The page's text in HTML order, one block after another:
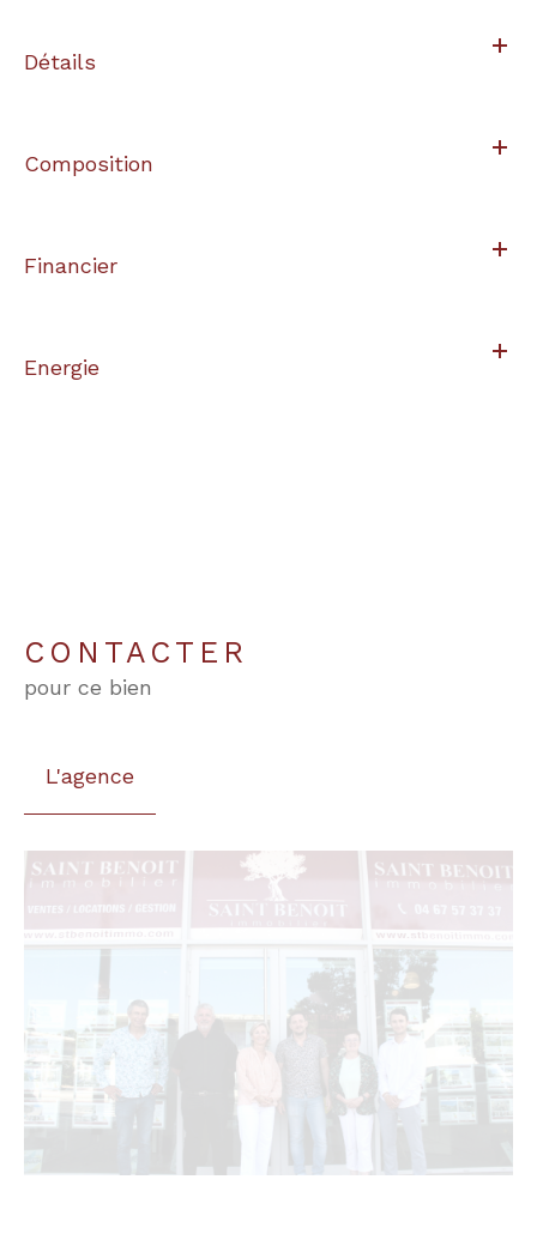
Détails
Composition
Financier
Energie
CONTACTER
pour ce bien
L'agence